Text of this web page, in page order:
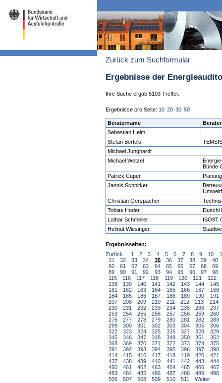
Zurück zum Suchformular
Ergebnisse der
Ihre Suche ergab 5103 Treffer.
Ergebnisse pro Seite: 10 20 30 50
Beratername
Sebastian Helm
Stefan Bertels
Michael Junghardt
Michael Wetzel
Bünde
Patrick Cuper
Jannis Schnitker
Christian Gerspacher
Tobias Hoder
Duschl
Lothar Schmeller
ISO9T
Helmut Wiesinger
Ergebnisseiten:
Zurück
1 2 3 4 5 6 7 8 9 10
31
32 33 34 35 36 37 38 39
40
60
61 62 63 64 65 66 67 68
69
89
90 91 92 93 94 95 96 97
98
115
116 117 118 119 120 121 122
138
139 140 141 142 143 144
145
161
162 163 164 165 166 167
168
184
185 186 187 188 189 190
191
207
208 209 210 211 212 213
214
230
231 232 233 234 235 236
237
253
254 255 256 257 258 259
260
276
277 278 279 280 281 282
283
299
300 301 302 303 304 305
306
322
323 324 325 326 327 328
329
345
346 347 348 349 350 351
352
368
369 370 371 372 373 374
375
391
392 393 394 395 396 397
398
414
415 416 417 418 419 420
421
437
438 439 440 441 442 443
444
460
461 462 463 464 465 466
467
483
484 485 486 487 488 489
490
506
507 508 509 510 511 Weiter